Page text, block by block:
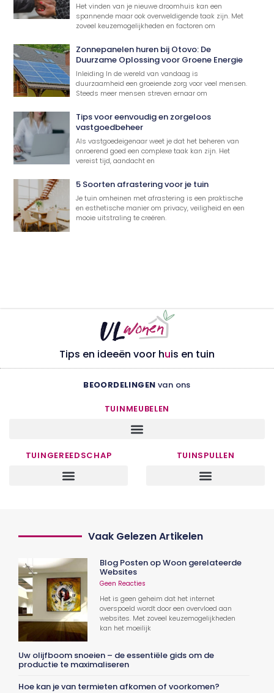
Het vinden van je nieuwe droomhuis kan een
spannende maar ook overweldigende taak zijn. Met
zoveel keuzemogelijkheden en factoren om
Zonnepanelen huren bij Otovo: De
Duurzame Oplossing voor Groene Energie
Inleiding In de wereld van vandaag is
duurzaamheid een groeiende zorg voor veel mensen.
Steeds meer mensen streven ernaar om
Tips voor eenvoudig en zorgeloos
vastgoedbeheer
Als vastgoedeigenaar weet je dat het beheren van
onroerend goed een complexe taak kan zijn. Het
vereist tijd, aandacht en
5 Soorten afrastering voor je tuin
Je tuin omheinen met afrastering is een praktische
en esthetische manier om privacy, veiligheid en een
mooie uitstraling te creëren.
Tips en ideeën voor huis en tuin
BEOORDELINGEN van ons
TUINMEUBELEN
TUINGEREEDSCHAP TUINSPULLEN
Vaak Gelezen Artikelen
Blog Posten op Woon gerelateerde
Websites
Geen Reacties
Het is geen geheim dat het internet
overspoeld wordt door een overvloed aan
websites. Met zoveel keuzemogelijkheden
kan het moeilijk
Uw olijfboom snoeien – de essentiële gids om de
productie te maximaliseren
Hoe kan je van termieten afkomen of voorkomen?